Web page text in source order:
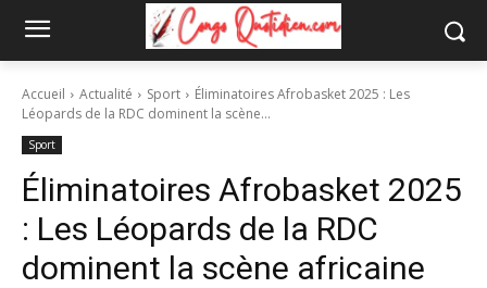
Accueil Actualité Sport
Éliminatoires Afrobasket 2025 : Les
Léopards de la RDC dominent la scène...
Sport
Éliminatoires Afrobasket 2025
: Les Léopards de la RDC
dominent la scène africaine